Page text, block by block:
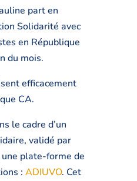
part en
Solidarité avec
en République
du mois.
efficacement
CA.
le cadre d’un
validé par
plate-forme de
: ADIUVO. Cet